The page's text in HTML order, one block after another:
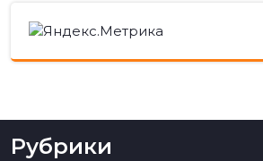
Рубрики